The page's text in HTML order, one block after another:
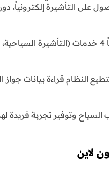
على التأشيرة إلكترونياً،
إن المنصة عبارة عن موقع إلكتروني وتطبيق للهواتف الذكية، تقدم
النظام قراءة بيانات جواز
وتوفير تجربة فريدة
لاين